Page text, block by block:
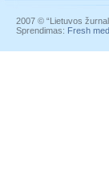
2007 © “Lietuvos
Sprendimas: Fresh